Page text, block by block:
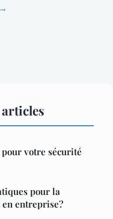
pour votre sécurité
pour la
entreprise?